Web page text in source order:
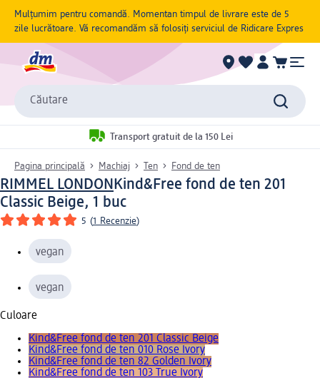
Mulțumim pentru comandă. Momentan timpul de livrare este de 5
zile lucrătoare. Vă recomandăm să folosiți serviciul de Ridicare Expres
Căutare
Transport gratuit de la 150 Lei
Pagina principală Machiaj Ten Fond de ten
RIMMEL LONDON Kind&Free fond de ten 201
Classic Beige, 1 buc
5 (1 Recenzie)
vegan
vegan
Culoare
Kind&Free fond de ten 201 Classic Beige
Kind&Free fond de ten 010 Rose Ivory
Kind&Free fond de ten 82 Golden Ivory
Kind&Free fond de ten 103 True Ivory